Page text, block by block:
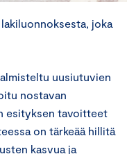
joka
uusiutuvien
nostavan
esityksen tavoitteet
on tärkeää hillitä
kasvua ja